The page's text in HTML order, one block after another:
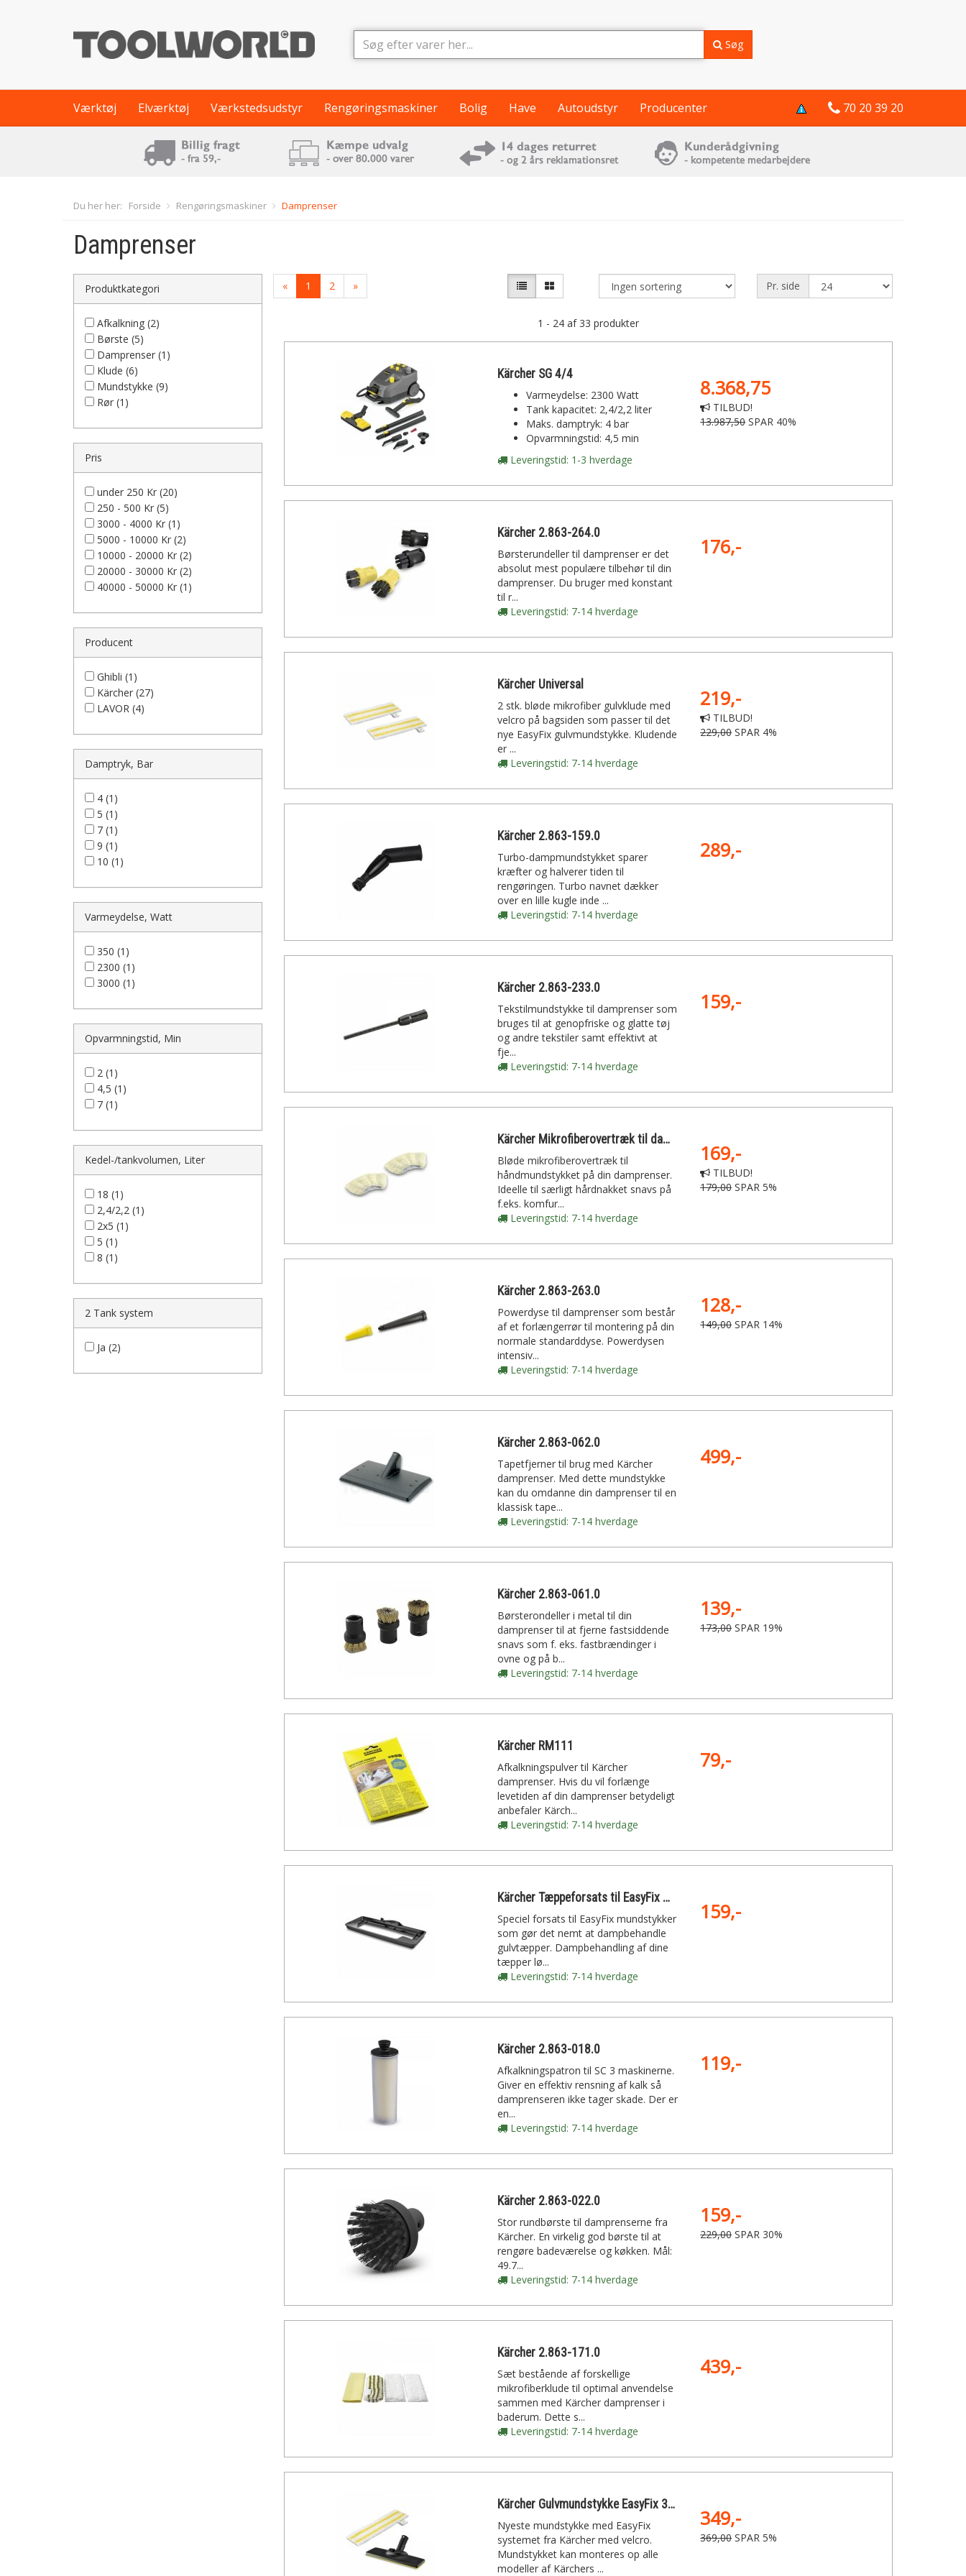
Søg
Værktøj Elværktøj Værkstedsudstyr Rengøringsmaskiner Bolig Have Autoudstyr Producenter 70 20 39 20
Du her her: Forside Rengøringsmaskiner Damprenser
Damprenser
Produktkategori
Afkalkning (2)
Børste (5)
Damprenser (1)
Klude (6)
Mundstykke (9)
Rør (1)
Pris
under 250 Kr (20)
250 - 500 Kr (5)
3000 - 4000 Kr (1)
5000 - 10000 Kr (2)
10000 - 20000 Kr (2)
20000 - 30000 Kr (2)
40000 - 50000 Kr (1)
Producent
Ghibli (1)
Kärcher (27)
LAVOR (4)
Damptryk, Bar
4 (1)
5 (1)
7 (1)
9 (1)
10 (1)
Varmeydelse, Watt
350 (1)
2300 (1)
3000 (1)
Opvarmningstid, Min
2 (1)
4,5 (1)
7 (1)
Kedel-/tankvolumen, Liter
18 (1)
2,4/2,2 (1)
2x5 (1)
5 (1)
8 (1)
2 Tank system
Ja (2)
« 1 2 » Pr. side
1 - 24 af 33 produkter
Kärcher SG 4/4
Varmeydelse: 2300 Watt
Tank kapacitet: 2,4/2,2 liter
Maks. damptryk: 4 bar
Opvarmningstid: 4,5 min
Leveringstid: 1-3 hverdage
8.368,75
TILBUD!
13.987,50 SPAR 40%
Kärcher 2.863-264.0
Børsterundeller til damprenser er det
absolut mest populære tilbehør til din
damprenser. Du bruger med konstant
til r...
Leveringstid: 7-14 hverdage
176,-
Kärcher Universal
2 stk. bløde mikrofiber gulvklude med
velcro på bagsiden som passer til det
nye EasyFix gulvmundstykke. Kludende
er ...
Leveringstid: 7-14 hverdage
219,-
TILBUD!
229,00 SPAR 4%
Kärcher 2.863-159.0
Turbo-dampmundstykket sparer
kræfter og halverer tiden til
rengøringen. Turbo navnet dækker
over en lille kugle inde ...
Leveringstid: 7-14 hverdage
289,-
Kärcher 2.863-233.0
Tekstilmundstykke til damprenser som
bruges til at genopfriske og glatte tøj
og andre tekstiler samt effektivt at
fje...
Leveringstid: 7-14 hverdage
159,-
Kärcher Mikrofiberovertræk til damprenser 2 stk.
Bløde mikrofiberovertræk til
håndmundstykket på din damprenser.
Ideelle til særligt hårdnakket snavs på
f.eks. komfur...
Leveringstid: 7-14 hverdage
169,-
TILBUD!
179,00 SPAR 5%
Kärcher 2.863-263.0
Powerdyse til damprenser som består
af et forlængerrør til montering på din
normale standarddyse. Powerdysen
intensiv...
Leveringstid: 7-14 hverdage
128,-
149,00 SPAR 14%
Kärcher 2.863-062.0
Tapetfjerner til brug med Kärcher
damprenser. Med dette mundstykke
kan du omdanne din damprenser til en
klassisk tape...
Leveringstid: 7-14 hverdage
499,-
Kärcher 2.863-061.0
Børsterondeller i metal til din
damprenser til at fjerne fastsiddende
snavs som f. eks. fastbrændinger i
ovne og på b...
Leveringstid: 7-14 hverdage
139,-
173,00 SPAR 19%
Kärcher RM111
Afkalkningspulver til Kärcher
damprenser. Hvis du vil forlænge
levetiden af din damprenser betydeligt
anbefaler Kärch...
Leveringstid: 7-14 hverdage
79,-
Kärcher Tæppeforsats til EasyFix mundstykke
Speciel forsats til EasyFix mundstykker
som gør det nemt at dampbehandle
gulvtæpper. Dampbehandling af dine
tæpper lø...
Leveringstid: 7-14 hverdage
159,-
Kärcher 2.863-018.0
Afkalkningspatron til SC 3 maskinerne.
Giver en effektiv rensning af kalk så
damprenseren ikke tager skade. Der er
en...
Leveringstid: 7-14 hverdage
119,-
Kärcher 2.863-022.0
Stor rundbørste til damprenserne fra
Kärcher. En virkelig god børste til at
rengøre badeværelse og køkken. Mål:
49.7...
Leveringstid: 7-14 hverdage
159,-
229,00 SPAR 30%
Kärcher 2.863-171.0
Sæt bestående af forskellige
mikrofiberklude til optimal anvendelse
sammen med Kärcher damprenser i
baderum. Dette s...
Leveringstid: 7-14 hverdage
439,-
Kärcher Gulvmundstykke EasyFix 340mm
Nyeste mundstykke med EasyFix
systemet fra Kärcher med velcro.
Mundstykket kan monteres op alle
modeller af Kärchers ...
349,-
369,00 SPAR 5%